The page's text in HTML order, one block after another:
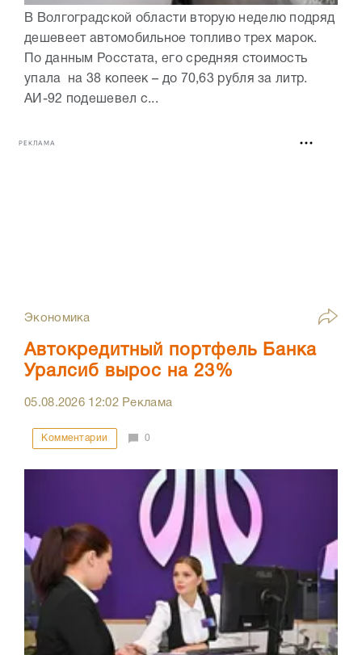
В Волгоградской области вторую неделю подряд
дешевеет автомобильное топливо трех марок.
По данным Росстата, его средняя стоимость
упала на 38 копеек – до 70,63 рубля за литр.
АИ-92 подешевел с...
РЕКЛАМА
Экономика
Автокредитный портфель Банка
Уралсиб вырос на 23%
05.08.2026 12:02Реклама
Комментарии 0